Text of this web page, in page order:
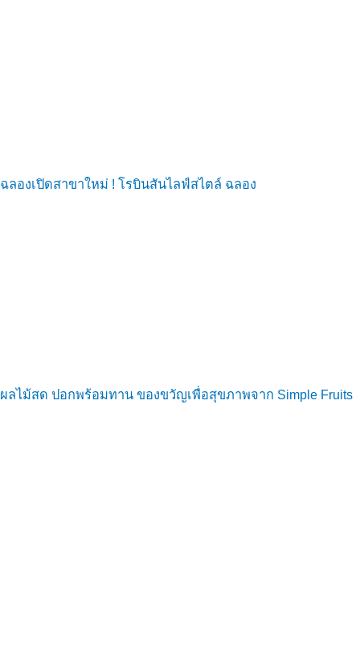
ฉลองเปิดสาขาใหม่ ! โรบินสันไลฟ์สไตล์ ฉลอง
ผลไม้สด ปอกพร้อมทาน ของขวัญเพื่อสุขภาพจาก Simple Fruits